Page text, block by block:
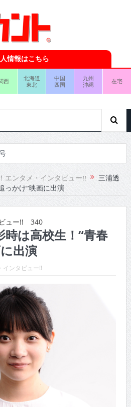
情報はこちら
西
北海道
東北
中国
四国
九州
沖縄
在宅
エンタメ・インタビュー!!
三浦透
っかけ”映画に出演
ュー!! 340
は高校生！“青春
出演
インタビュー!!